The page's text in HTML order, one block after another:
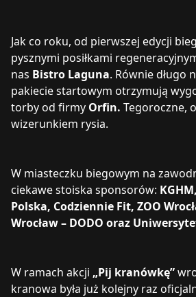
Jak co roku, od pierwszej edycji
pysznymi posiłkami
nas Bistro Laguna. Równie długo
pakiecie startowym otrzymują
torby od firmy Orfin. Tegoroczne,
wizerunkiem rysia.
W miasteczku biegowym na
ciekawe stoiska sponsorów:
Polska, Codziennie Fit, ZOO
Wrocław – DODO oraz
W ramach akcji „Pij kranówkę”
kranowa była już kolejny raz